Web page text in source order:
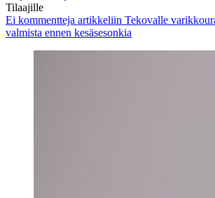
Tilaajille
Ei kommentteja artikkeliin Tekovalle
valmista ennen kesäsesonkia